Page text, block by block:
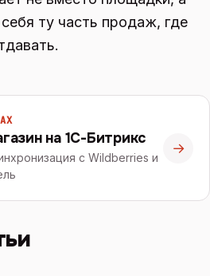
ту часть продаж, где
на 1С-Битрикс
с Wildberries и
→